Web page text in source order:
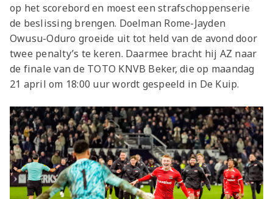
op het scorebord en moest een strafschoppenserie
de beslissing brengen. Doelman Rome-Jayden
Owusu-Oduro groeide uit tot held van de avond door
twee penalty’s te keren. Daarmee bracht hij AZ naar
de finale van de TOTO KNVB Beker, die op maandag
21 april om 18:00 uur wordt gespeeld in De Kuip.